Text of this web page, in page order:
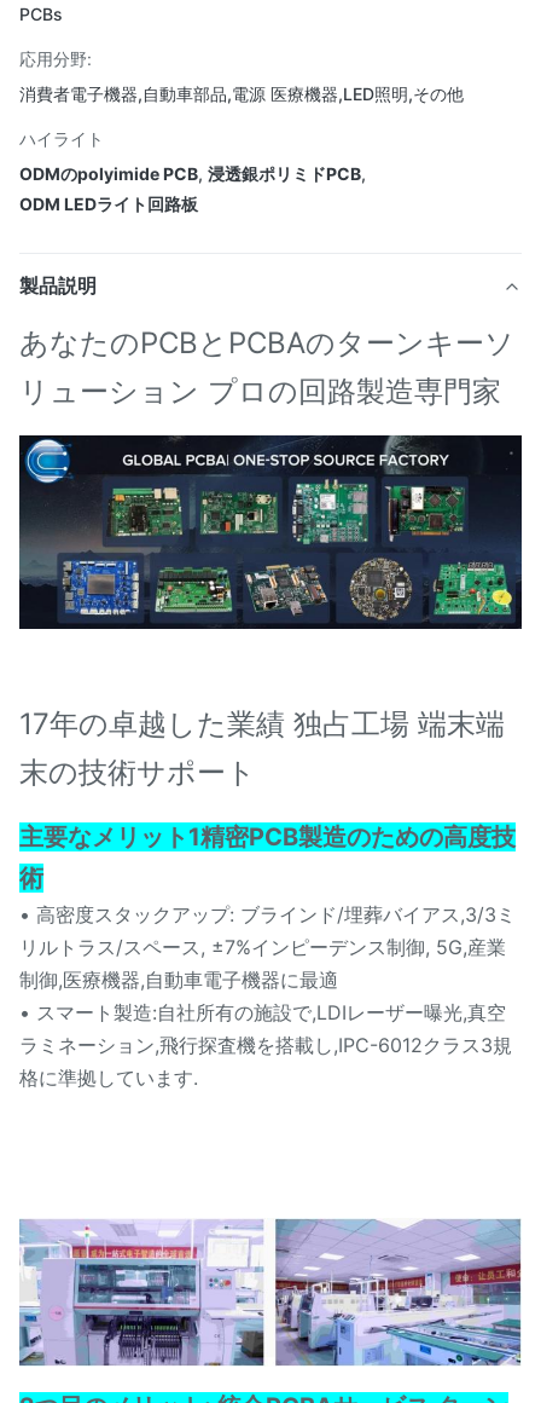
PCBs
応用分野:
消費者電子機器,自動車部品,電源 医療機器,LED照明,その他
ハイライト
ODMのpolyimide PCB, 浸透銀ポリミドPCB,
ODM LEDライト回路板
製品説明
あなたのPCBとPCBAのターンキーソ
リューション プロの回路製造専門家
17年の卓越した業績 独占工場 端末端
末の技術サポート
主要なメリット 1精密PCB製造のための高度技
術
• 高密度スタックアップ: ブラインド/埋葬バイアス,3/3ミ
リルトラス/スペース, ±7%インピーデンス制御, 5G,産業
制御,医療機器,自動車電子機器に最適
• スマート製造:自社所有の施設で,LDIレーザー曝光,真空
ラミネーション,飛行探査機を搭載し,IPC-6012クラス3規
格に準拠しています.